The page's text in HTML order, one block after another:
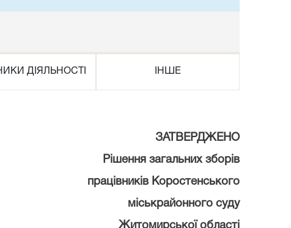
ДІЯЛЬНОСТІ ІНШЕ
ЗАТВЕРДЖЕНО
Рішення загальних зборів
працівників Коростенського
міськрайонного суду
Житомирської області